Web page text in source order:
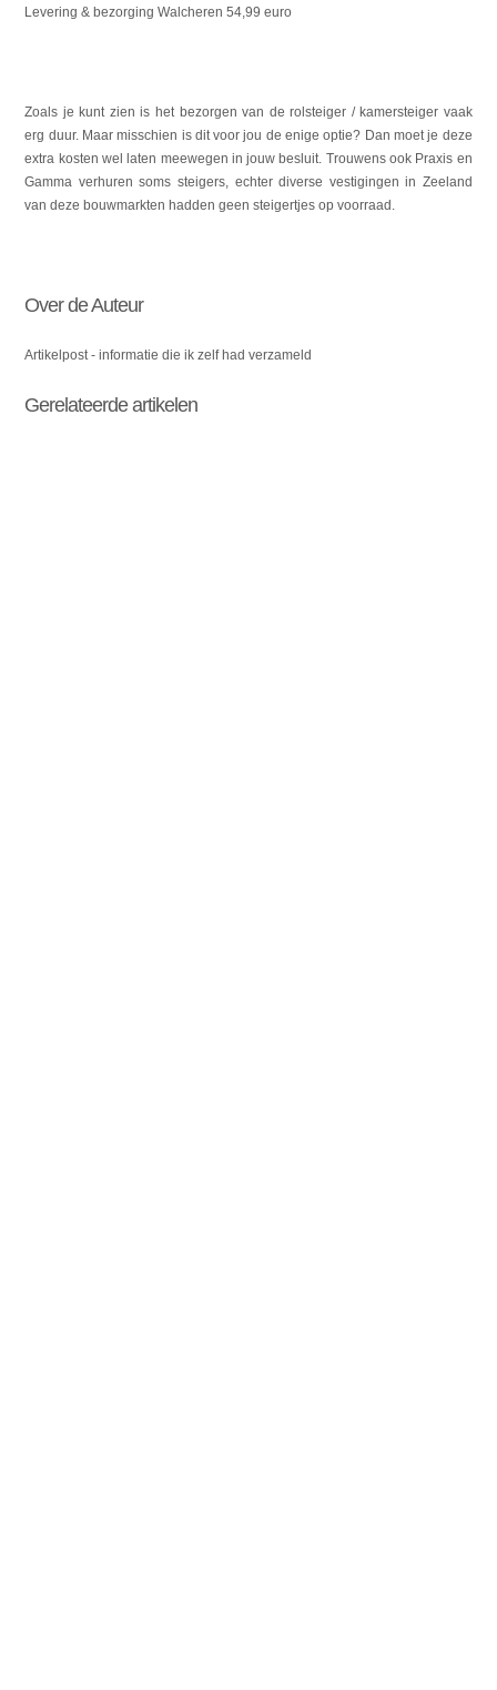
Levering & bezorging Walcheren 54,99 euro
Zoals je kunt zien is het bezorgen van de rolsteiger / kamersteiger vaak
erg duur. Maar misschien is dit voor jou de enige optie? Dan moet je deze
extra kosten wel laten meewegen in jouw besluit. Trouwens ook Praxis en
Gamma verhuren soms steigers, echter diverse vestigingen in Zeeland
van deze bouwmarkten hadden geen steigertjes op voorraad.
Over de Auteur
Artikelpost - informatie die ik zelf had verzameld
Gerelateerde artikelen